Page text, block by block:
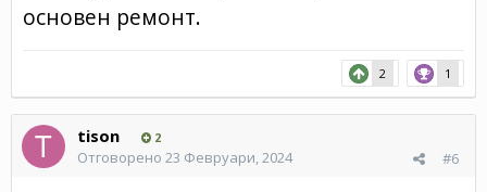
основен ремонт.
2 1
tison 2
#6
Отговорено 23 Февруари, 2024